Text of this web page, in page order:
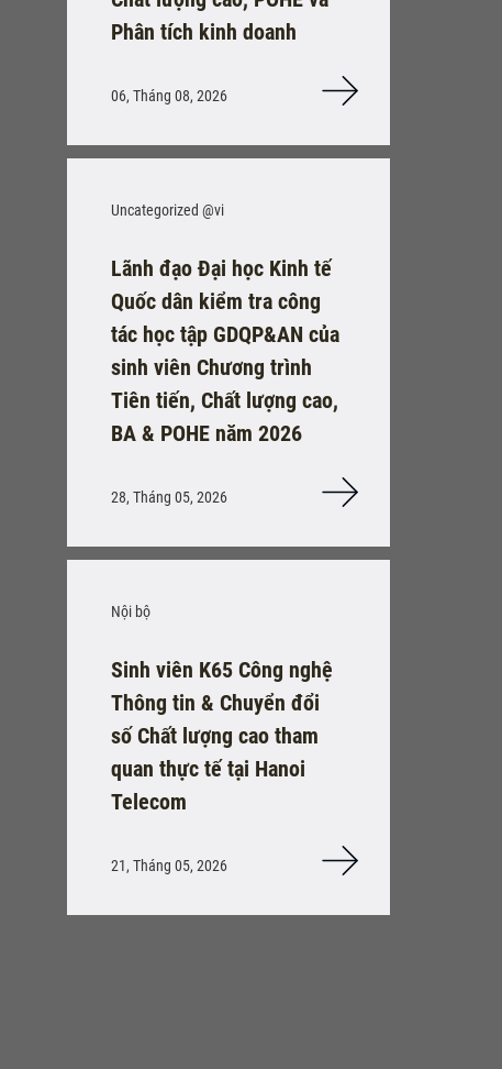
Phân tích kinh doanh
06, Tháng 08, 2026
Uncategorized @vi
Lãnh đạo Đại học Kinh tế
Quốc dân kiểm tra công
tác học tập GDQP&AN của
sinh viên Chương trình
Tiên tiến, Chất lượng cao,
BA & POHE năm 2026
28, Tháng 05, 2026
Nội bộ
Sinh viên K65 Công nghệ
Thông tin & Chuyển đổi
số Chất lượng cao tham
quan thực tế tại Hanoi
Telecom
21, Tháng 05, 2026